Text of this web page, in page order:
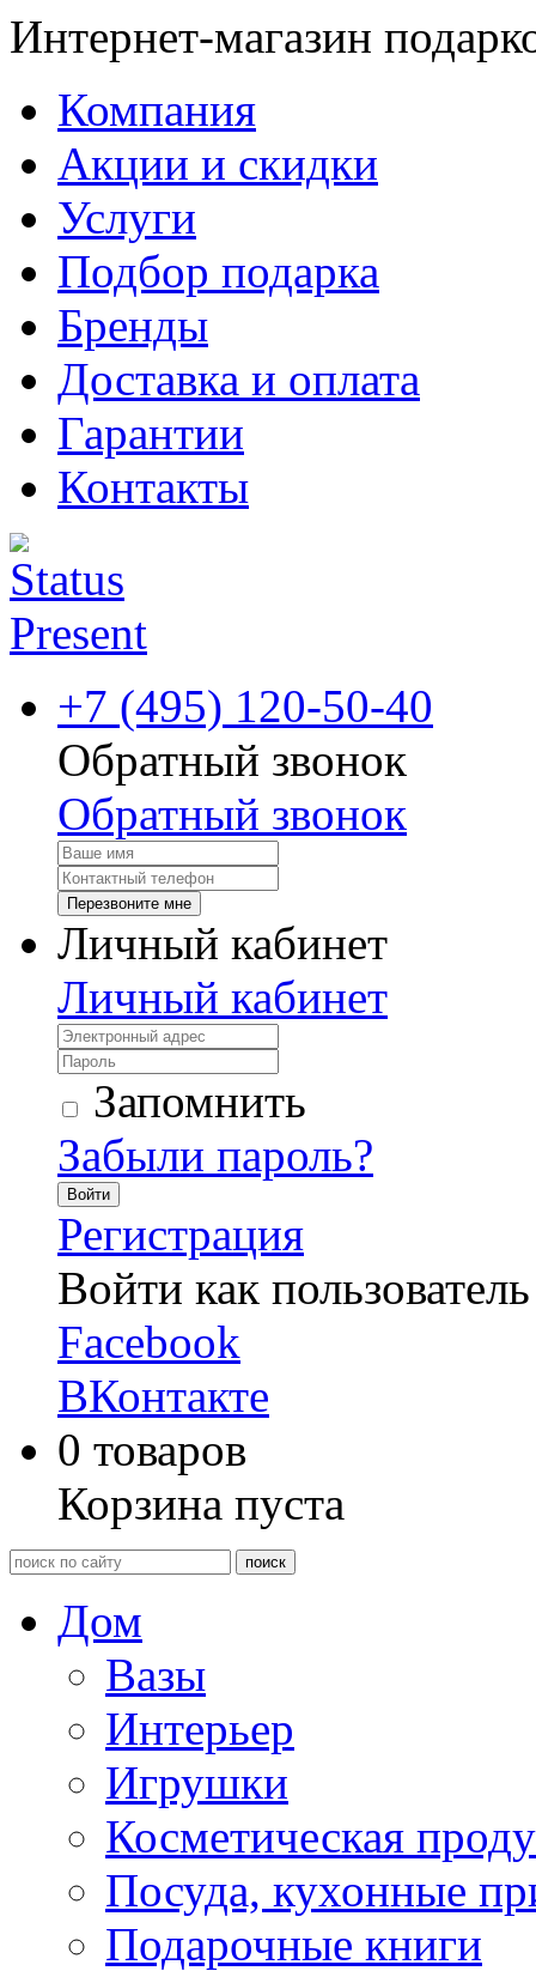
Интернет-магазин
Компания
Акции и скидки
Услуги
Подбор подарка
Бренды
Доставка и оплата
Гарантии
Контакты
+7 (495) 120-50-40
Обратный звонок
Обратный звонок
Перезвоните мне
Личный кабинет
Личный кабинет
Запомнить
Забыли пароль?
Войти
Регистрация
Войти как пользователь
Facebook
ВКонтакте
0 товаров
Корзина пуста
Дом
Вазы
Интерьер
Игрушки
Косметическая
Посуда, кухонные
Подарочные книги